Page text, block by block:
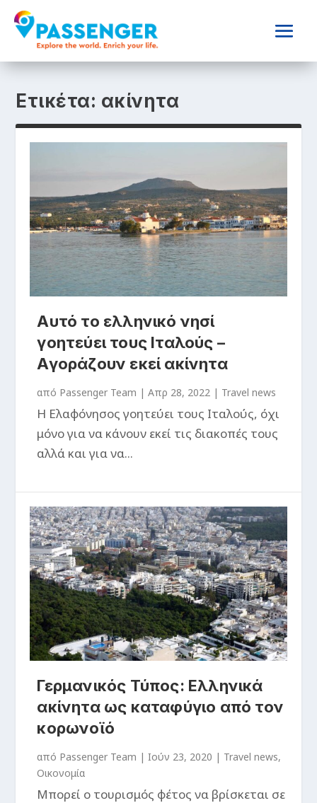
Ετικέτα: ακίνητα
Αυτό το ελληνικό νησί
γοητεύει τους Ιταλούς –
Αγοράζουν εκεί ακίνητα
από Passenger Team |Απρ 28, 2022 | Travel news
Η Ελαφόνησος γοητεύει τους Ιταλούς, όχι
μόνο για να κάνουν εκεί τις διακοπές τους
αλλά και για να...
Γερμανικός Τύπος: Ελληνικά
ακίνητα ως καταφύγιο από τον
κορωνοϊό
από Passenger Team |Ιούν 23, 2020 | Travel news,
Οικονομία
Μπορεί ο τουρισμός φέτος να βρίσκεται σε